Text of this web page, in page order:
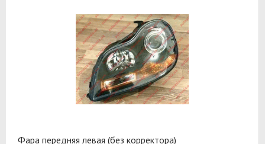
Фара передняя левая (без корректора)